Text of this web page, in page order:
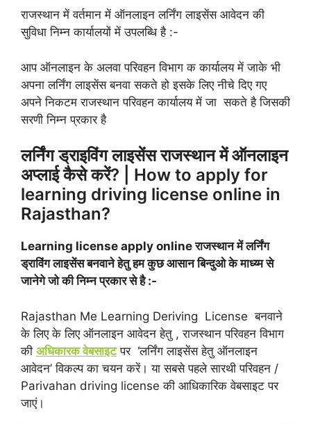
राजस्थान में वर्तमान में ऑनलाइन लर्निंग लाइसेंस आवेदन की
सुविधा निम्न कार्यालयों में उपलब्धि है :-
आप ऑनलाइन के अलवा परिवहन विभाग क कार्यालय में जाके भी
अपना लर्निंग लाइसेंस बनवा सकते हो इसके लिए नीचे दिए गए
अपने निकटम राजस्थान परिवहन कार्यालय में जा सकते है जिसकी
सरणी निम्न प्रकार है
लर्निंग ड्राइविंग लाइसेंस राजस्थान में ऑनलाइन
अप्लाई कैसे करें? | How to apply for
learning driving license online in
Rajasthan?
Learning license apply online राजस्थान में लर्निंग
ड्राविंग लाइसेंस बनवाने हेतु हम कुछ आसान बिन्दुओ के माध्य्म से
जानेगे जो की निम्न प्रकार से है :-
Rajasthan Me Learning Deriving License बनवाने
के लिए के लिए ऑनलाइन आवेदन हेतु , राजस्थान परिवहन विभाग
की अधिकारक वेबसाइटपर ‘लर्निंग लाइसेंस हेतु ऑनलाइन
आवेदन’ वि‍कल्प का चयन करें। या सबसे पहले सारथी परिवहन /
Parivahan driving license की आधिकारिक वेबसाइट पर
जाएं।